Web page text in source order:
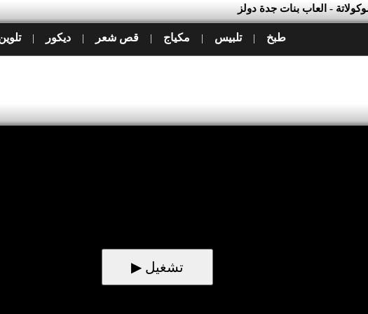
- العاب بنات جدة دولز
طبخ | تلبيس | مكياج | قص شعر | ديكور |
▶ تشغيل